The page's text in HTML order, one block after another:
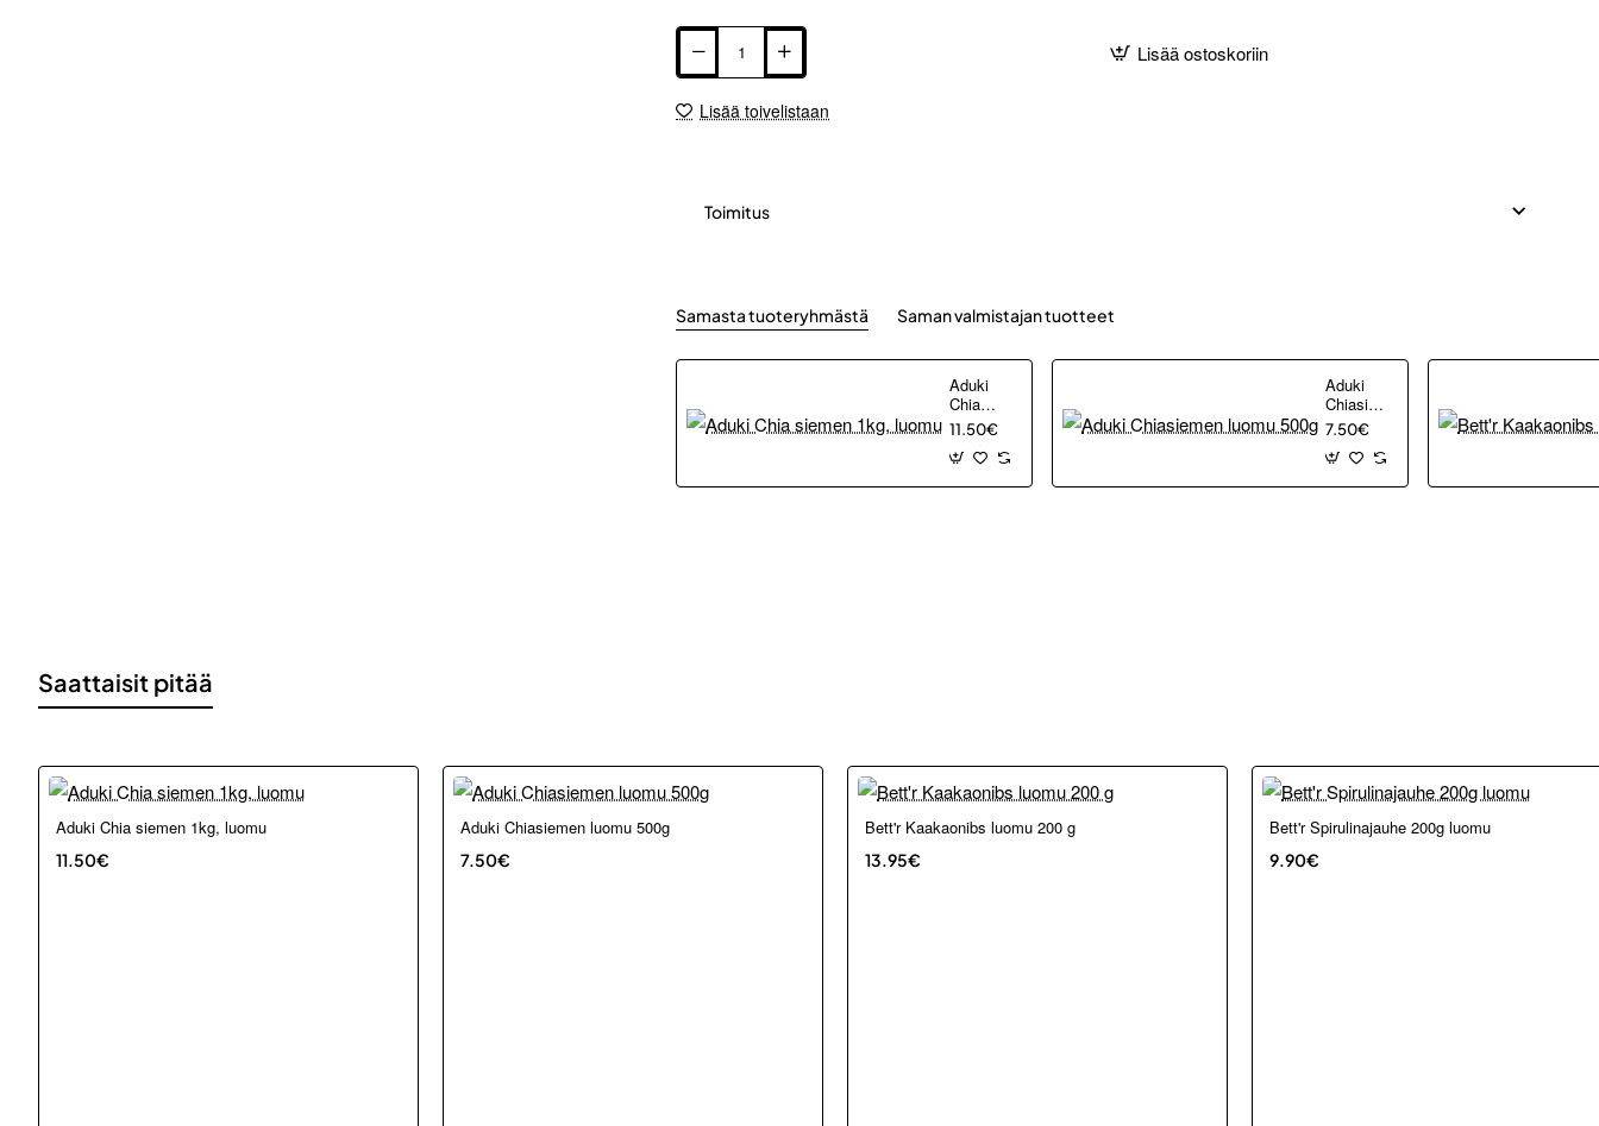
Lisää ostoskoriin
Lisää toivelistaan
Toimitus
Samasta tuoteryhmästä Saman valmistajan tuotteet
Aduki
Chia
siemen
1kg,
luomu
11.50€
Aduki
Chiasiemen
luomu
500g
7.50€
Saattaisit pitää
Aduki Chia siemen 1kg, luomu
11.50€
Aduki Chiasiemen luomu 500g
7.50€
Bett'r Kaakaonibs luomu 200 g
13.95€
Bett'r Spirulinajauhe 200g luomu
9.90€